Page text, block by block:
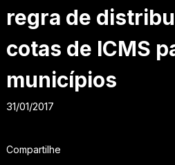
regra de
cotas de ICMS
municípios
31/01/2017
Compartilhe